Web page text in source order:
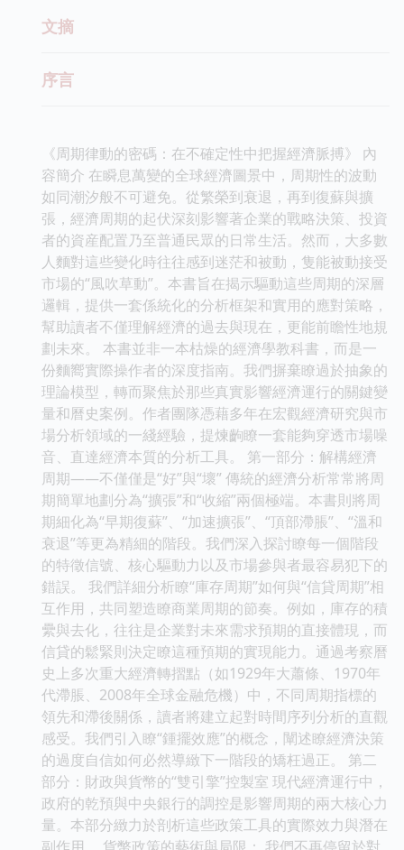
文摘
序言
《周期律動的密碼：在不確定性中把握經濟脈搏》 內
容簡介 在瞬息萬變的全球經濟圖景中，周期性的波動
如同潮汐般不可避免。從繁榮到衰退，再到復蘇與擴
張，經濟周期的起伏深刻影響著企業的戰略決策、投資
者的資産配置乃至普通民眾的日常生活。然而，大多數
人麵對這些變化時往往感到迷茫和被動，隻能被動接受
市場的“風吹草動”。本書旨在揭示驅動這些周期的深層
邏輯，提供一套係統化的分析框架和實用的應對策略，
幫助讀者不僅理解經濟的過去與現在，更能前瞻性地規
劃未來。 本書並非一本枯燥的經濟學教科書，而是一
份麵嚮實際操作者的深度指南。我們摒棄瞭過於抽象的
理論模型，轉而聚焦於那些真實影響經濟運行的關鍵變
量和曆史案例。作者團隊憑藉多年在宏觀經濟研究與市
場分析領域的一綫經驗，提煉齣瞭一套能夠穿透市場噪
音、直達經濟本質的分析工具。 第一部分：解構經濟
周期——不僅僅是“好”與“壞” 傳統的經濟分析常常將周
期簡單地劃分為“擴張”和“收縮”兩個極端。本書則將周
期細化為“早期復蘇”、“加速擴張”、“頂部滯脹”、“溫和
衰退”等更為精細的階段。我們深入探討瞭每一個階段
的特徵信號、核心驅動力以及市場參與者最容易犯下的
錯誤。 我們詳細分析瞭“庫存周期”如何與“信貸周期”相
互作用，共同塑造瞭商業周期的節奏。例如，庫存的積
纍與去化，往往是企業對未來需求預期的直接體現，而
信貸的鬆緊則決定瞭這種預期的實現能力。通過考察曆
史上多次重大經濟轉摺點（如1929年大蕭條、1970年
代滯脹、2008年全球金融危機）中，不同周期指標的
領先和滯後關係，讀者將建立起對時間序列分析的直觀
感受。我們引入瞭“鍾擺效應”的概念，闡述瞭經濟決策
的過度自信如何必然導緻下一階段的矯枉過正。 第二
部分：財政與貨幣的“雙引擎”控製室 現代經濟運行中，
政府的乾預與中央銀行的調控是影響周期的兩大核心力
量。本部分緻力於剖析這些政策工具的實際效力與潛在